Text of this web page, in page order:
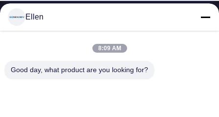
LTD.
Ellen
8:09 AM
Good day, what product are you looking for?